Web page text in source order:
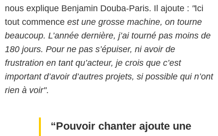
nous explique Benjamin Douba-Paris. Il ajoute : "Ici
tout commence est une grosse machine, on tourne
beaucoup. L’année dernière, j’ai tourné pas moins de
180 jours. Pour ne pas s’épuiser, ni avoir de
frustration en tant qu’acteur, je crois que c’est
important d’avoir d’autres projets, si possible qui n’ont
rien à voir".
Pouvoir chanter ajoute une